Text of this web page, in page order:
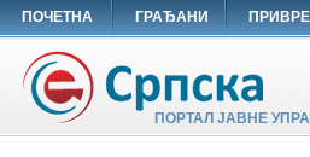
ПОЧЕТНА ГРАЂАНИ
ПОРТАЛ ЈАВНЕ